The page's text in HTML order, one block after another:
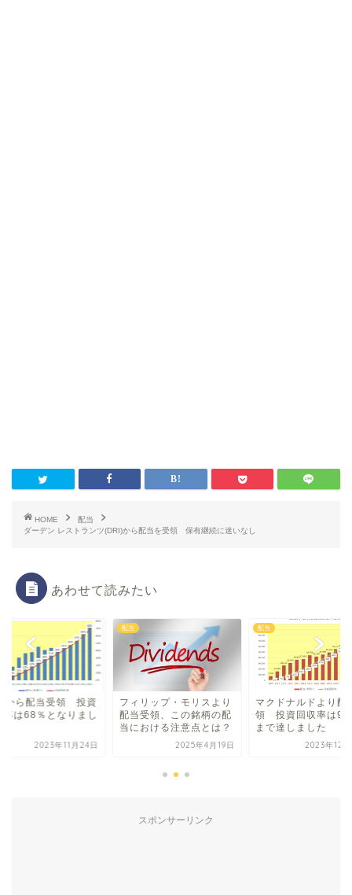
HOME
配当
ダーデン レストランツ(DRI)から配当を受領 保有継続に迷いなし
あわせて読みたい
から配当受領 投資
率は68％となりまし
2023年11月24日
配当
フィリップ・モリスより
配当受領、この銘柄の配
当における注意点とは？
2025年4月19日
配当
マクドナルドより配
領 投資回収率は
まで達しました
2023年12
スポンサーリンク